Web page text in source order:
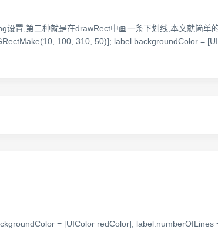
置,第二种就是在drawRect中画一条下划线,本文就简单
100, 310, 50)]; label.backgroundColor =
= [UIColor redColor]; label.numberOfLines